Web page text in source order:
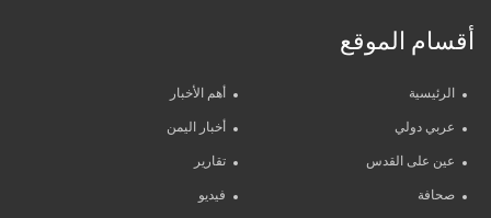
أقسام الموقع
الرئيسية أهم الأخبار
عربي دولي أخبار اليمن
عين على القدس تقارير
صحافة فيديو